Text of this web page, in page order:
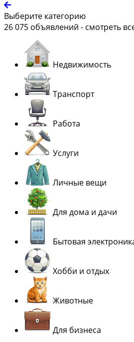
Выберите категорию
26 075 объявлений - смотреть
Недвижимость
Транспорт
Работа
Услуги
Личные вещи
Для дома и дачи
Бытовая
Хобби и отдых
Животные
Для бизнеса